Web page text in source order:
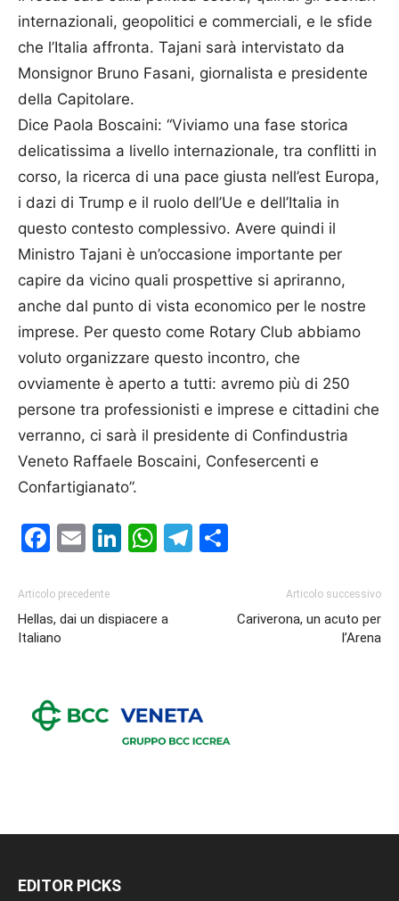
internazionali, geopolitici e commerciali, e le sfide
che l’Italia affronta. Tajani sarà intervistato da
Monsignor Bruno Fasani, giornalista e presidente
della Capitolare.
Dice Paola Boscaini: “Viviamo una fase storica
delicatissima a livello internazionale, tra conflitti in
corso, la ricerca di una pace giusta nell’est Europa,
i dazi di Trump e il ruolo dell’Ue e dell’Italia in
questo contesto complessivo. Avere quindi il
Ministro Tajani è un’occasione importante per
capire da vicino quali prospettive si apriranno,
anche dal punto di vista economico per le nostre
imprese. Per questo come Rotary Club abbiamo
voluto organizzare questo incontro, che
ovviamente è aperto a tutti: avremo più di 250
persone tra professionisti e imprese e cittadini che
verranno, ci sarà il presidente di Confindustria
Veneto Raffaele Boscaini, Confesercenti e
Confartigianato”.
Facebook
EmailLinkedIn
WhatsApp
Telegram
Articolo precedente
Hellas, dai un dispiacere a
Italiano
Articolo successivo
Cariverona, un acuto per
l’Arena
EDITOR PICKS